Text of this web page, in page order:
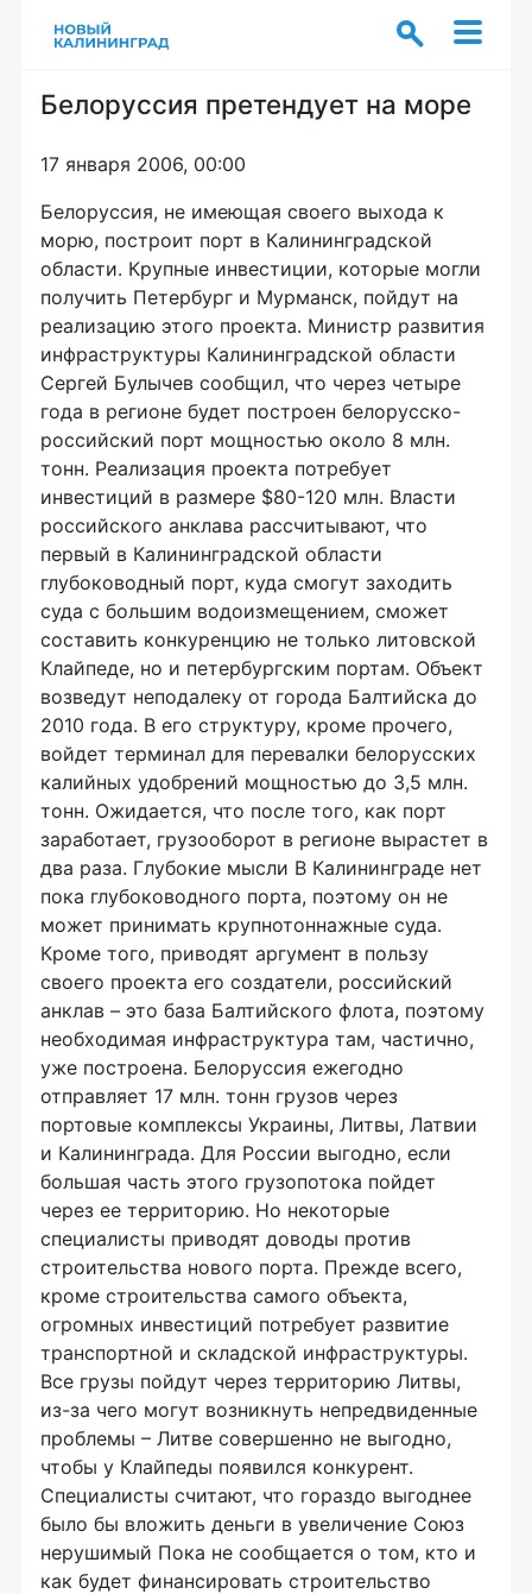
Белоруссия претендует на море
17 января 2006, 00:00
Белоруссия, не имеющая своего выхода к
морю, построит порт в Калининградской
области. Крупные инвестиции, которые могли
получить Петербург и Мурманск, пойдут на
реализацию этого проекта. Министр развития
инфраструктуры Калининградской области
Сергей Булычев сообщил, что через четыре
года в регионе будет построен белорусско-
российский порт мощностью около 8 млн.
тонн. Реализация проекта потребует
инвестиций в размере $80-120 млн. Власти
российского анклава рассчитывают, что
первый в Калининградской области
глубоководный порт, куда смогут заходить
суда с большим водоизмещением, сможет
составить конкуренцию не только литовской
Клайпеде, но и петербургским портам. Объект
возведут неподалеку от города Балтийска до
2010 года. В его структуру, кроме прочего,
войдет терминал для перевалки белорусских
калийных удобрений мощностью до 3,5 млн.
тонн. Ожидается, что после того, как порт
заработает, грузооборот в регионе вырастет в
два раза. Глубокие мысли В Калининграде нет
пока глубоководного порта, поэтому он не
может принимать крупнотоннажные суда.
Кроме того, приводят аргумент в пользу
своего проекта его создатели, российский
анклав – это база Балтийского флота, поэтому
необходимая инфраструктура там, частично,
уже построена. Белоруссия ежегодно
отправляет 17 млн. тонн грузов через
портовые комплексы Украины, Литвы, Латвии
и Калининграда. Для России выгодно, если
большая часть этого грузопотока пойдет
через ее территорию. Но некоторые
специалисты приводят доводы против
строительства нового порта. Прежде всего,
кроме строительства самого объекта,
огромных инвестиций потребует развитие
транспортной и складской инфраструктуры.
Все грузы пойдут через территорию Литвы,
из-за чего могут возникнуть непредвиденные
проблемы – Литве совершенно не выгодно,
чтобы у Клайпеды появился конкурент.
Специалисты считают, что гораздо выгоднее
было бы вложить деньги в увеличение Союз
нерушимый Пока не сообщается о том, кто и
как будет финансировать строительство